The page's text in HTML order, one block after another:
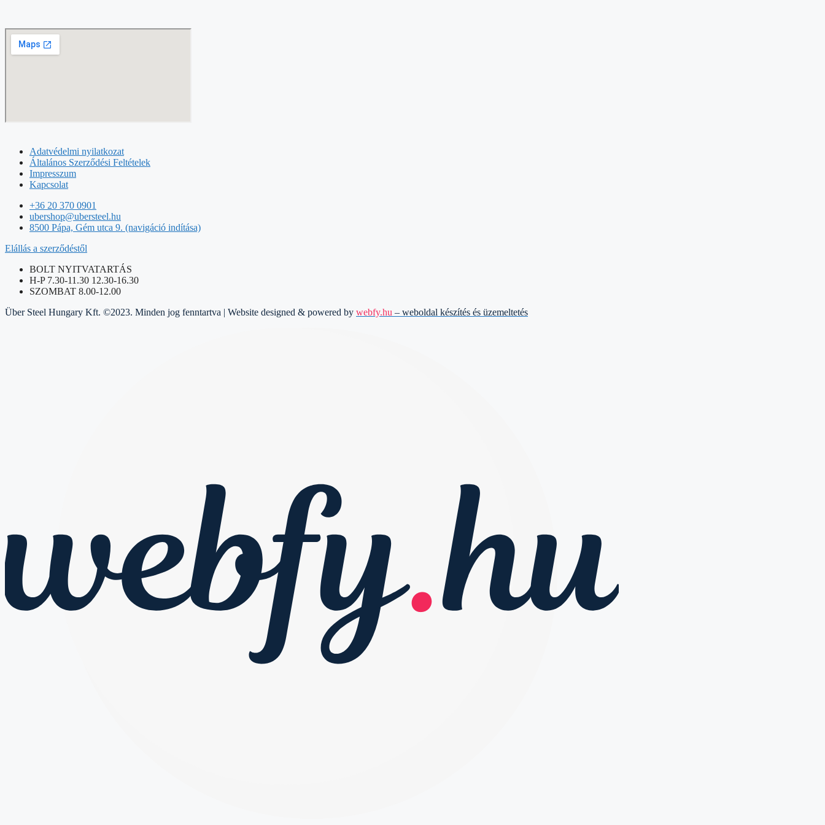
Adatvédelmi nyilatkozat
Általános Szerződési Feltételek
Impresszum
Kapcsolat
+36 20 370 0901
ubershop@ubersteel.hu
8500 Pápa, Gém utca 9. (navigáció indítása)
Elállás a szerződéstől
BOLT NYITVATARTÁS
H-P 7.30-11.30 12.30-16.30
SZOMBAT 8.00-12.00
Über Steel Hungary Kft. ©2023. Minden jog fenntartva | Website designed & powered by webfy.hu – weboldal készítés és üzemeltetés